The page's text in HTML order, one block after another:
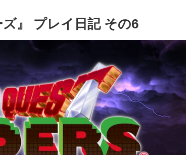
』 プレイ日記 その6